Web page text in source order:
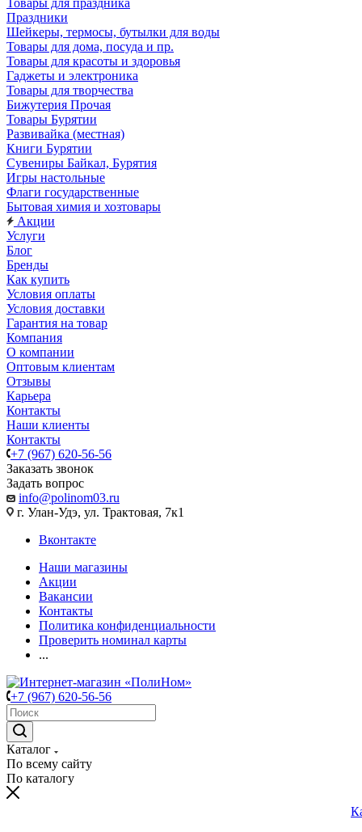
Товары для праздника
Праздники
Шейкеры, термосы, бутылки для воды
Товары для дома, посуда и пр.
Товары для красоты и здоровья
Гаджеты и электроника
Товары для творчества
Бижутерия Прочая
Товары Бурятии
Развивайка (местная)
Книги Бурятии
Сувениры Байкал, Бурятия
Игры настольные
Флаги государственные
Бытовая химия и хозтовары
Акции
Услуги
Блог
Бренды
Как купить
Условия оплаты
Условия доставки
Гарантия на товар
Компания
О компании
Оптовым клиентам
Отзывы
Карьера
Контакты
Наши клиенты
Контакты
+7 (967) 620-56-56
Заказать звонок
Задать вопрос
info@polinom03.ru
г. Улан-Удэ, ул. Трактовая, 7к1
Вконтакте
Наши магазины
Акции
Вакансии
Контакты
Политика конфиденциальности
Проверить номинал карты
...
+7 (967) 620-56-56
Каталог
По всему сайту
По каталогу